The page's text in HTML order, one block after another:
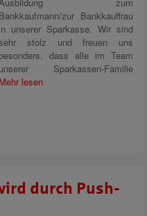
Bankkaufmann/zur Bankkauffrau
in unserer Sparkasse. Wir sind
stolz und freuen uns
dass alle im Team
unserer Sparkassen-Familie
Mehr lesen
durch Push-